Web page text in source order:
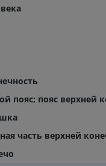
пояс; пояс верхней
часть верхней